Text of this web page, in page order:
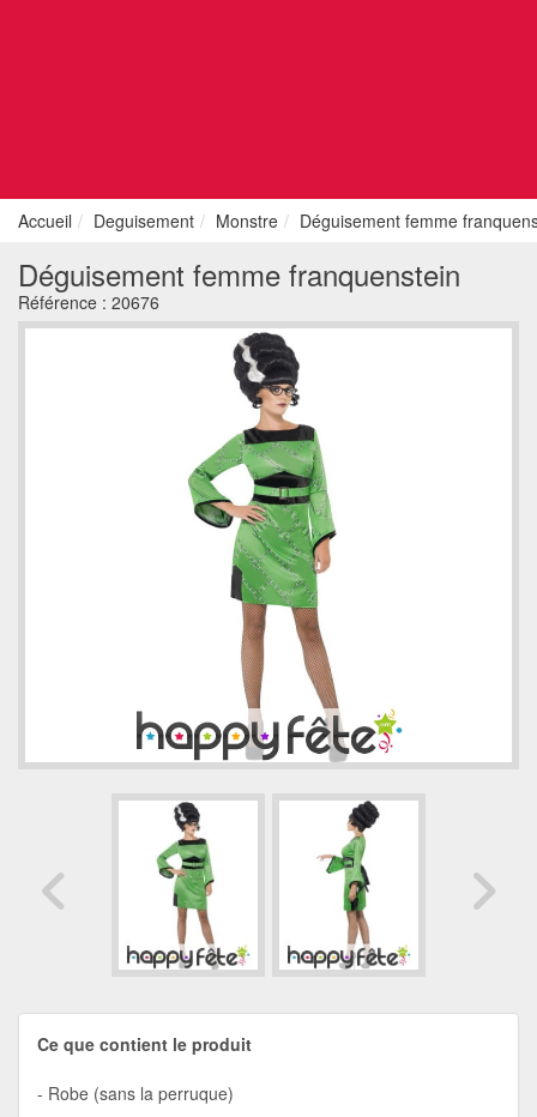
Accueil Deguisement Monstre Déguisement femme
Déguisement femme franquenstein
Référence : 20676
Ce que contient le produit
Robe (sans la perruque)